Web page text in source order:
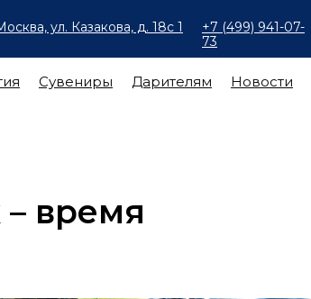
+7 (499) 941-07-
73
ул. Казакова, д. 18с 1
Сувениры Новости
Дарителям
время